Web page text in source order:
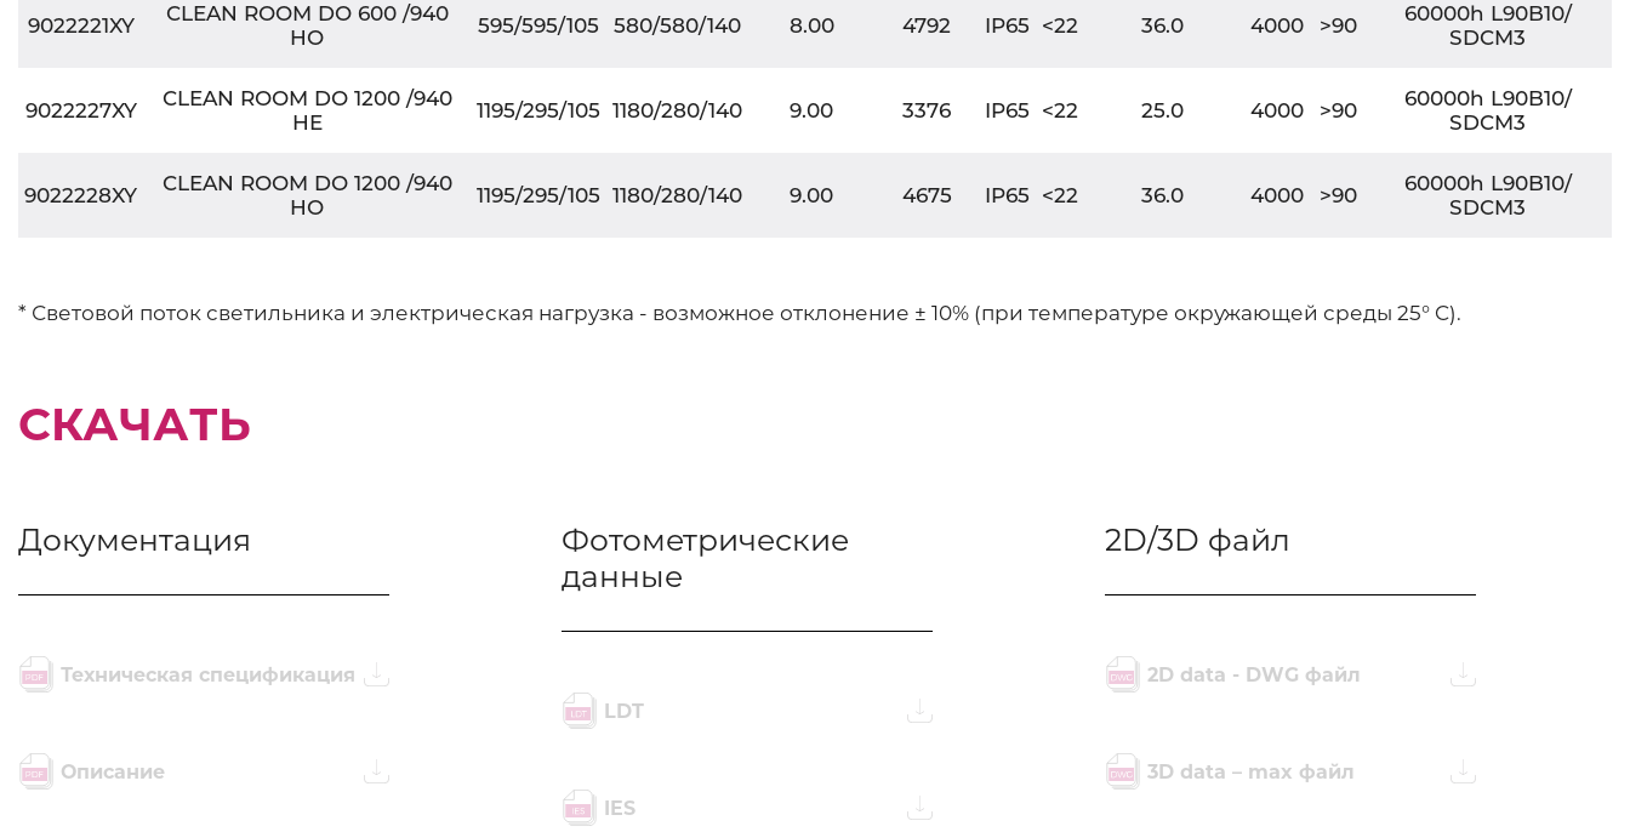
9022221XY
CLEAN ROOM DO 600 /940
HO
595/595/105 580/580/140 8.00 4792 IP65 <22 36.0 4000 >90
60000h L90B10/
SDCM3
9022227XY
CLEAN ROOM DO 1200 /940
HE
1195/295/105 1180/280/140 9.00 3376 IP65 <22 25.0 4000 >90
60000h L90B10/
SDCM3
9022228XY
CLEAN ROOM DO 1200 /940
HO
1195/295/105 1180/280/140 9.00 4675 IP65 <22 36.0 4000 >90
60000h L90B10/
SDCM3
* Световой поток светильника и электрическая нагрузка - возможное отклонение ± 10% (при температуре окружающей среды 25° C).
СКАЧАТЬ
Документация
Техническая спецификация
Описание
Фотометрические
данные
LDT
IES
2D/3D файл
2D data - DWG файл
3D data – max файл